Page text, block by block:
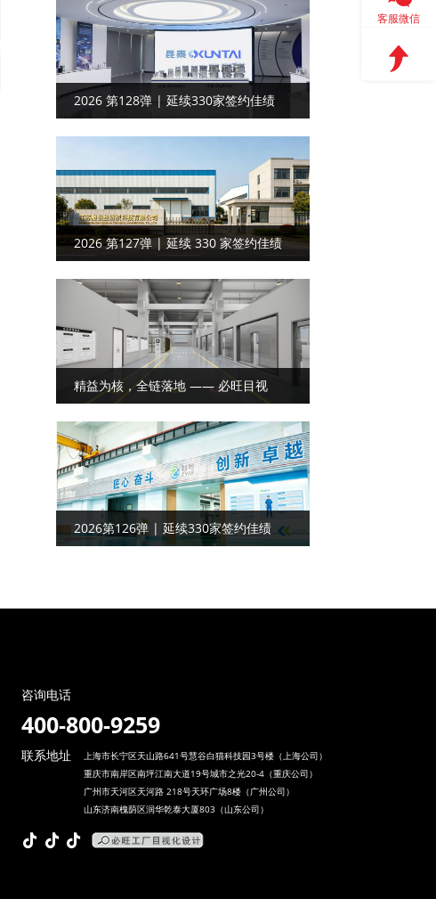
2026 第128弹 | 延续330家签约佳绩
——杭州高端装备行业客户达成工厂目
视化合作
2026 第127弹 | 延续 330 家签约佳绩
——江苏家纺客户携手共启工厂目视化
合作
精益为核，全链落地 —— 必旺目视
化，打造实效工业视觉体系
2026第126弹 | 延续330家签约佳绩
——广东铁路设备客户合作工厂目视化
咨询电话
400-800-9259
联系地址
上海市长宁区天山路641号慧谷白猫科技园3号楼（上海公司）
重庆市南岸区南坪江南大道19号城市之光20-4（重庆公司）
广州市天河区天河路 218号天环广场8楼（广州公司）
山东济南槐荫区润华乾泰大厦803（山东公司）
客服微信